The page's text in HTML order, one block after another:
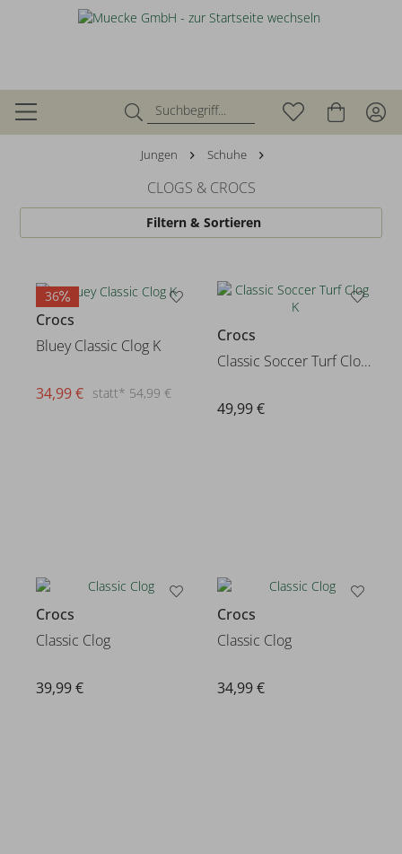
Jungen Schuhe
CLOGS & CROCS
Filtern & Sortieren
36
Crocs
Bluey Classic Clog K
statt* 54,99 €
34,99 €
Crocs
Classic Soccer Turf Clog K
49,99 €
Crocs
Classic Clog
39,99 €
Crocs
Classic Clog
34,99 €